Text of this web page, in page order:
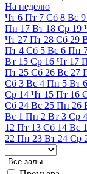
На неделю
Чт 6 Пт 7 Сб 8 Вс 9
Пн 17 Вт 18 Ср 19
Чт 27 Пт 28 Сб 29
Пт 4 Сб 5 Вс 6 Пн
Вт 15 Ср 16 Чт 17
Пт 25 Сб 26 Вс 27
Сб 3 Вс 4 Пн 5 Вт 6
Ср 14 Чт 15 Пт 16
Сб 24 Вс 25 Пн 26
Вс 1 Пн 2 Вт 3 Ср 4
12 Пт 13 Сб 14 Вс
22 Пн 23 Вт 24 Ср